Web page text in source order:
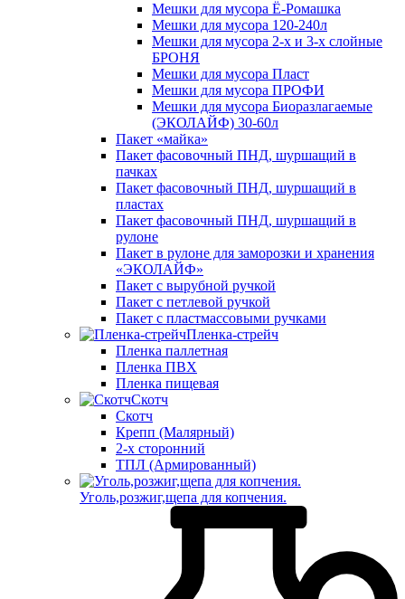
Мешки для мусора Ё-Ромашка
Мешки для мусора 120-240л
Мешки для мусора 2-х и 3-х слойные
БРОНЯ
Мешки для мусора Пласт
Мешки для мусора ПРОФИ
Мешки для мусора Биоразлагаемые
(ЭКОЛАЙФ) 30-60л
Пакет «майка»
Пакет фасовочный ПНД, шуршащий в
пачках
Пакет фасовочный ПНД, шуршащий в
пластах
Пакет фасовочный ПНД, шуршащий в
рулоне
Пакет в рулоне для заморозки и хранения
«ЭКОЛАЙФ»
Пакет с вырубной ручкой
Пакет с петлевой ручкой
Пакет с пластмассовыми ручками
Пленка-стрейч
Пленка паллетная
Пленка ПВХ
Пленка пищевая
Скотч
Скотч
Крепп (Малярный)
2-х сторонний
ТПЛ (Армированный)
Уголь,розжиг,щепа для копчения.